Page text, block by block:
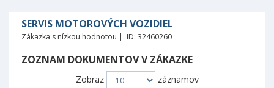
SERVIS MOTOROVÝCH VOZIDIEL
Zákazka s nízkou hodnotou | ID: 32460260
ZOZNAM DOKUMENTOV V ZÁKAZKE
Zobraz záznamov